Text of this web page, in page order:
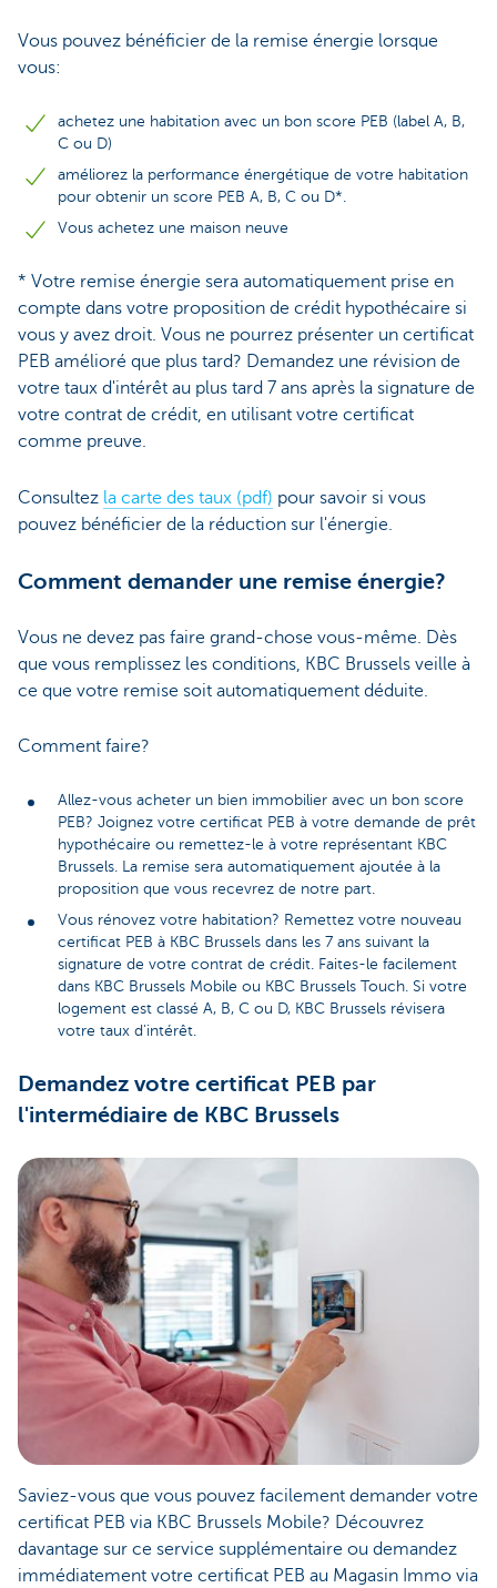
Vous pouvez bénéficier de la remise énergie lorsque
vous:
achetez une habitation avec un bon score PEB (label A, B,
C ou D)
améliorez la performance énergétique de votre habitation
pour obtenir un score PEB A, B, C ou D*.
Vous achetez une maison neuve
* Votre remise énergie sera automatiquement prise en
compte dans votre proposition de crédit hypothécaire si
vous y avez droit. Vous ne pourrez présenter un certificat
PEB amélioré que plus tard? Demandez une révision de
votre taux d'intérêt au plus tard 7 ans après la signature de
votre contrat de crédit, en utilisant votre certificat
comme preuve.
Consultez la carte des taux (pdf) pour savoir si vous
pouvez bénéficier de la réduction sur l'énergie.
Comment demander une remise énergie?
Vous ne devez pas faire grand-chose vous-même. Dès
que vous remplissez les conditions, KBC Brussels veille à
ce que votre remise soit automatiquement déduite.
Comment faire?
Allez-vous acheter un bien immobilier avec un bon score
PEB? Joignez votre certificat PEB à votre demande de prêt
hypothécaire ou remettez-le à votre représentant KBC
Brussels. La remise sera automatiquement ajoutée à la
proposition que vous recevrez de notre part.
Vous rénovez votre habitation? Remettez votre nouveau
certificat PEB à KBC Brussels dans les 7 ans suivant la
signature de votre contrat de crédit. Faites-le facilement
dans KBC Brussels Mobile ou KBC Brussels Touch. Si votre
logement est classé A, B, C ou D, KBC Brussels révisera
votre taux d'intérêt.
Demandez votre certificat PEB par
l'intermédiaire de KBC Brussels
Saviez-vous que vous pouvez facilement demander votre
certificat PEB via KBC Brussels Mobile? Découvrez
davantage sur ce service supplémentaire ou demandez
immédiatement votre certificat PEB au Magasin Immo via